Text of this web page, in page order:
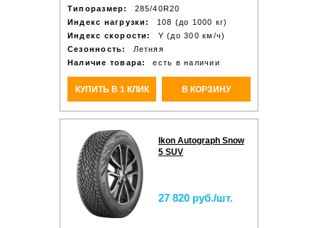
Типоразмер:
285/40R20
Индекс нагрузки:
108 (до 1000 кг)
Индекс скорости:
Y (до 300 км/ч)
Сезонность:
Летняя
Наличие товара:
есть в наличии
КУПИТЬ В 1 КЛИК В КОРЗИНУ
Ikon Autograph Snow
5 SUV
27 820 руб./шт.